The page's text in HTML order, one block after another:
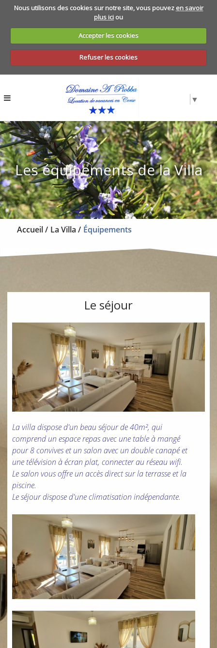
Nous utilisons des cookies sur notre site, vous pouvez en savoir
plus ici ou
Accepter les cookies
Refuser les cookies
▼
Les équipements de la Villa
Accueil La Villa Équipements
Le séjour
La villa dispose d'un beau séjour de 40m², qui
comprend un espace repas avec une table à mangé
pour 8 convives et un salon avec un double canapé et
une télévision à écran plat, connecter au réseau wifi.
Le salon vous offre un accès direct sur la terrasse et la
piscine.
Le séjour dispose d'une climatisation indépendante.